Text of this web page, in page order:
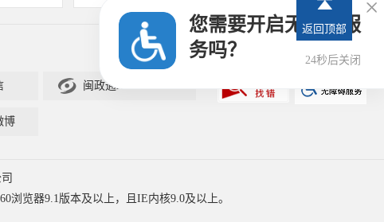
 闽政通APP
博
览器9.1版本及以上，且IE内核9.0及以上。
返回顶部
您需要开启无障碍服
务吗？
23秒后关闭
